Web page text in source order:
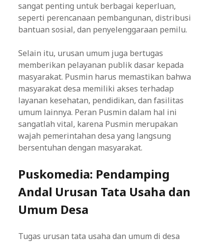
sangat penting untuk berbagai keperluan,
seperti perencanaan pembangunan, distribusi
bantuan sosial, dan penyelenggaraan pemilu.
Selain itu, urusan umum juga bertugas
memberikan pelayanan publik dasar kepada
masyarakat. Pusmin harus memastikan bahwa
masyarakat desa memiliki akses terhadap
layanan kesehatan, pendidikan, dan fasilitas
umum lainnya. Peran Pusmin dalam hal ini
sangatlah vital, karena Pusmin merupakan
wajah pemerintahan desa yang langsung
bersentuhan dengan masyarakat.
Puskomedia: Pendamping
Andal Urusan Tata Usaha dan
Umum Desa
Tugas urusan tata usaha dan umum di desa